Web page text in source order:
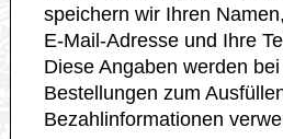
speichern wir Ihren
E-Mail-Adresse und Ihre
Diese Angaben werden
Bestellungen zum
Bezahlinformationen